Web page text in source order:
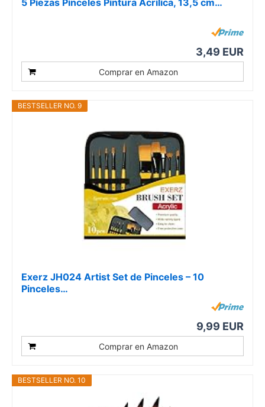
5 Piezas Pinceles Pintura Acrilica, 13,5 cm…
3,49 EUR
Comprar en Amazon
BESTSELLER NO. 9
Exerz JH024 Artist Set de Pinceles – 10
Pinceles…
9,99 EUR
Comprar en Amazon
BESTSELLER NO. 10